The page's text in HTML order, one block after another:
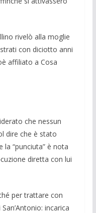
ri­velò alla moglie
con diciotto anni
affi­liato a Cosa
che nessun
dire che è stato
“punciuta” è nota
diretta con lui
per trattare con
incari­ca